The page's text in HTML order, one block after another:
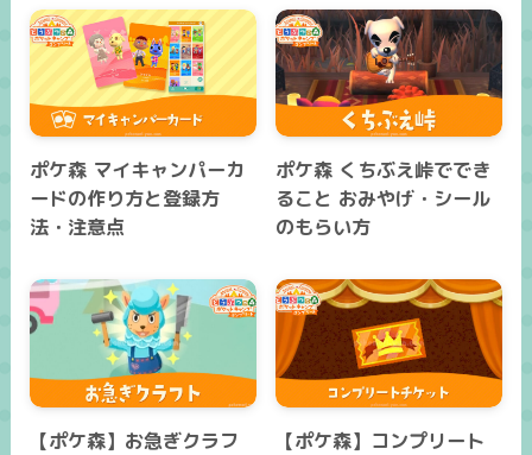
ポケ森 マイキャンパーカ
ードの作り方と登録方
法・注意点
ポケ森 くちぶえ峠ででき
ること おみやげ・シール
のもらい方
【ポケ森】お急ぎクラフ
【ポケ森】コンプリート